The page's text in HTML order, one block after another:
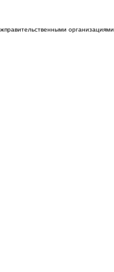
организациями.